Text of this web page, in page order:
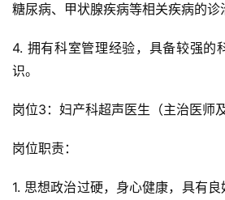
糖尿病、甲状腺疾病等相关疾病的诊
4. 拥有科室管理经验，具备较强的
识。
岗位3：妇产科超声医生（主治医师及
岗位职责：
1. 思想政治过硬，身心健康，具有